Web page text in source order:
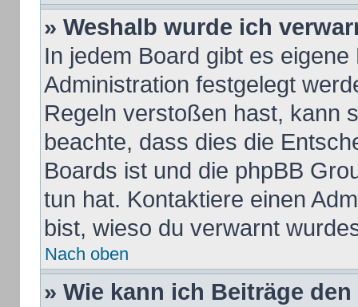
» Weshalb wurde ich
In jedem Board gibt es
Administration festgelegt
Regeln verstoßen hast, kann
beachte, dass dies die
Boards ist und die phpBB
tun hat. Kontaktiere einen
bist, wieso du verwarnt
Nach oben
» Wie kann ich Beiträge